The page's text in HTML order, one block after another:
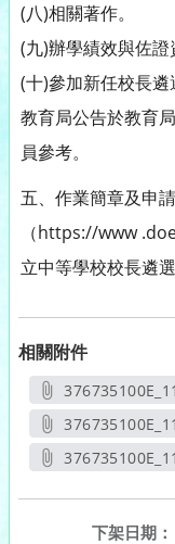
(八)相關著作。
(九)辦學績效與佐證
(十)參加新任校長
教育局公告於教育
員參考。
五、作業簡章及申
（https://www
立中等學校校長遴
相關附件
下架日期：